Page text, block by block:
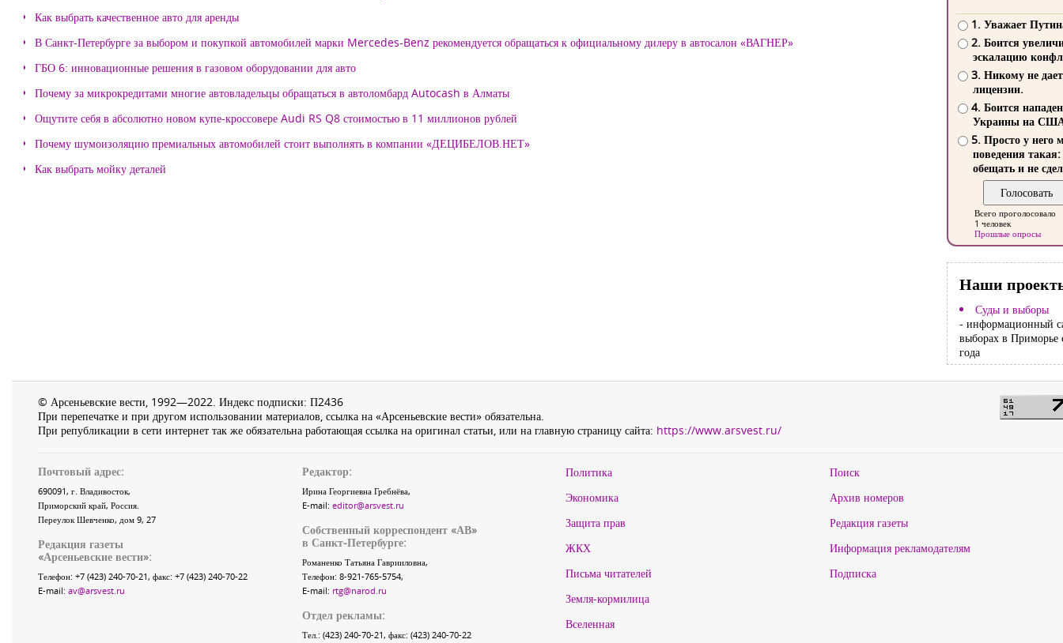
Как выбрать качественное авто для аренды
В Санкт-Петербурге за выбором и покупкой автомобилей марки Mercedes-Benz рекомендуется обращаться к официальному дилеру в автосалон «ВАГНЕР»
ГБО 6: инновационные решения в газовом оборудовании для авто
Почему за микрокредитами многие автовладельцы обращаться в автоломбард Autocash в Алматы
Ощутите себя в абсолютно новом купе-кроссовере Audi RS Q8 стоимостью в 11 миллионов рублей
Почему шумоизоляцию премиальных автомобилей стоит выполнять в компании «ДЕЦИБЕЛОВ.НЕТ»
Как выбрать мойку деталей
1. Уважает
2. Боится
эскалацию
3. Никому не
лицензии.
4. Боится
Украины на
5. Просто у него
поведения такая:
обещать и не
Всего проголосовало
1 человек
Прошлые опросы
Наши
Суды и выборы
- информационный
выборах в Приморье
года
© Арсеньевские вести, 1992—2022. Индекс подписки: П2436
При перепечатке и при другом использовании материалов, ссылка на «Арсеньевские вести» обязательна.
При републикации в сети интернет так же обязательна работающая ссылка на оригинал статьи, или на главную страницу сайта: https://www.arsvest.ru/
Почтовый адрес:
690091, г. Владивосток,
Приморский край, Россия.
Переулок Шевченко, дом 9, 27
Редакция газеты
«Арсеньевские вести»:
Телефон: +7 (423) 240-70-21, факс: +7 (423) 240-70-22
E-mail: av@arsvest.ru
Редактор:
Ирина Георгиевна Гребнёва,
E-mail: editor@arsvest.ru
Собственный корреспондент «АВ»
в Санкт-Петербурге:
Романенко Татьяна Гаврииловна,
Телефон: 8-921-765-5754,
E-mail: rtg@narod.ru
Отдел рекламы:
Тел.: (423) 240-70-21, факс: (423) 240-70-22
Политика
Экономика
Защита прав
ЖКХ
Письма читателей
Земля-кормилица
Вселенная
Поиск
Архив номеров
Редакция газеты
Информация рекламодателям
Подписка